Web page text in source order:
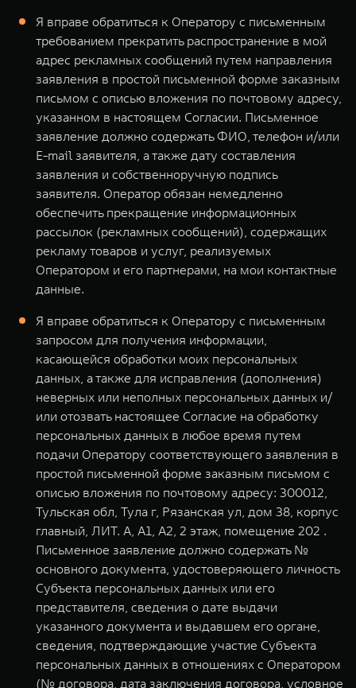
Я вправе обратиться к Оператору с письменным
требованием прекратить распространение в мой
адрес рекламных сообщений путем направления
заявления в простой письменной форме заказным
письмом с описью вложения по почтовому адресу,
указанном в настоящем Согласии. Письменное
заявление должно содержать ФИО, телефон и/или
E-mail заявителя, а также дату составления
заявления и собственноручную подпись
заявителя. Оператор обязан немедленно
обеспечить прекращение информационных
рассылок (рекламных сообщений), содержащих
рекламу товаров и услуг, реализуемых
Оператором и его партнерами, на мои контактные
данные.
Я вправе обратиться к Оператору с письменным
запросом для получения информации,
касающейся обработки моих персональных
данных, а также для исправления (дополнения)
неверных или неполных персональных данных и/
или отозвать настоящее Согласие на обработку
персональных данных в любое время путем
подачи Оператору соответствующего заявления в
простой письменной форме заказным письмом с
описью вложения по почтовому адресу: 300012,
Тульская обл, Тула г, Рязанская ул, дом 38, корпус
главный, ЛИТ. А, А1, А2, 2 этаж, помещение 202 .
Письменное заявление должно содержать №
основного документа, удостоверяющего личность
Субъекта персональных данных или его
представителя, сведения о дате выдачи
указанного документа и выдавшем его органе,
сведения, подтверждающие участие Субъекта
персональных данных в отношениях с Оператором
(№ договора, дата заключения договора, условное